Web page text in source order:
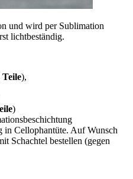
und wird per Sublimation
lichtbeständig.
Teile),
)
in Cellophantüte. Auf Wunsch
Schachtel bestellen (gegen